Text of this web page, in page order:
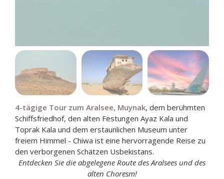
4-tägige Tour zum Aralsee, Muynak, dem berühmten
Schiffsfriedhof, den alten Festungen Ayaz Kala und
Toprak Kala und dem erstaunlichen Museum unter
freiem Himmel - Chiwa ist eine hervorragende Reise zu
den verborgenen Schätzen Usbekistans.
Entdecken Sie die abgelegene Route des Aralsees und des
alten Choresm!